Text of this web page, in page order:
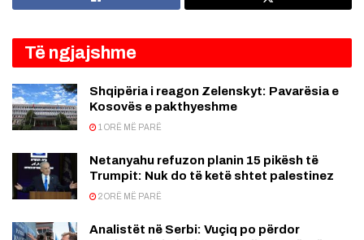
Të ngjajshme
Shqipëria i reagon Zelenskyt: Pavarësia e
Kosovës e pakthyeshme
1 ORË MË PARË
Netanyahu refuzon planin 15 pikësh të
Trumpit: Nuk do të ketë shtet palestinez
2 ORË MË PARË
Analistët në Serbi: Vuçiq po përdor